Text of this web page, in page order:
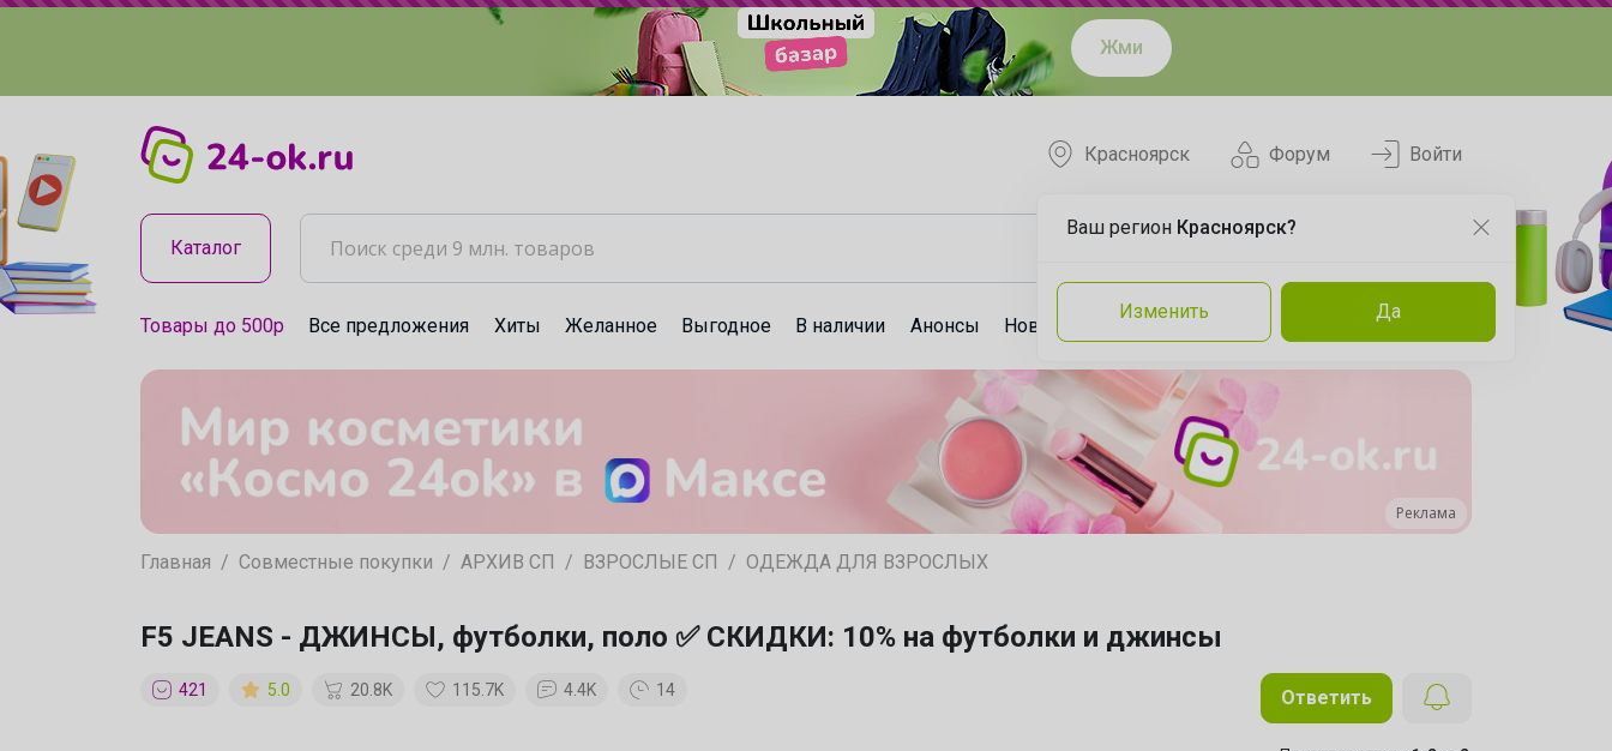
Жми
Форум
Красноярск
Ваш регион Красноярск?
Изменить Да
Войти
Каталог
Товары до 500р Все предложения Хиты Желанное Выгодное В наличии Анонсы Новости Команда Эксперты
Реклама
Главная Совместные покупки АРХИВ СП ВЗРОСЛЫЕ СП ОДЕЖДА ДЛЯ ВЗРОСЛЫХ
F5 JEANS - ДЖИНСЫ, футболки, поло ✅ СКИДКИ: 10% на футболки и джинсы
421 5.0 20.8K 115.7K 4.4K 14 Ответить